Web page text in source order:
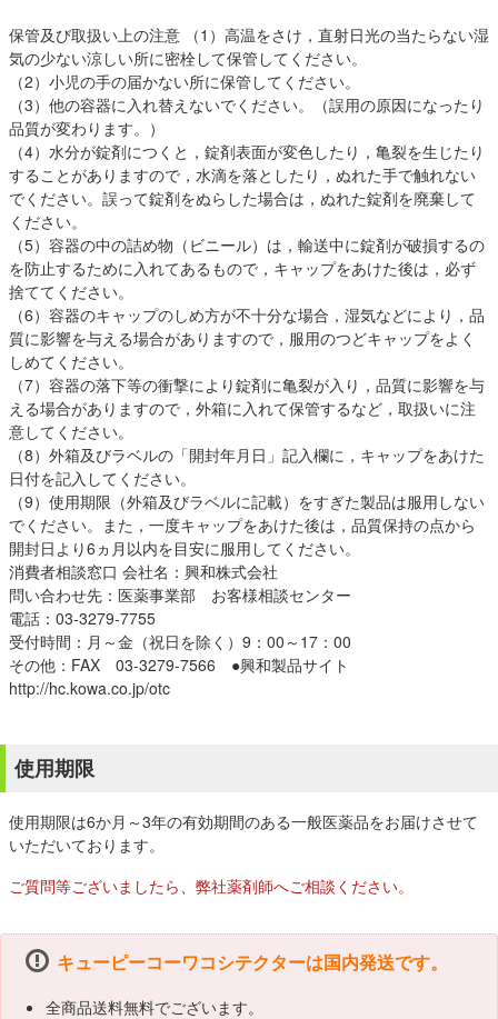
保管及び取扱い上の注意 （1）高温をさけ，直射日光の当たらない湿
気の少ない涼しい所に密栓して保管してください。
（2）小児の手の届かない所に保管してください。
（3）他の容器に入れ替えないでください。（誤用の原因になったり
品質が変わります。）
（4）水分が錠剤につくと，錠剤表面が変色したり，亀裂を生じたり
することがありますので，水滴を落としたり，ぬれた手で触れない
でください。誤って錠剤をぬらした場合は，ぬれた錠剤を廃棄して
ください。
（5）容器の中の詰め物（ビニール）は，輸送中に錠剤が破損するの
を防止するために入れてあるもので，キャップをあけた後は，必ず
捨ててください。
（6）容器のキャップのしめ方が不十分な場合，湿気などにより，品
質に影響を与える場合がありますので，服用のつどキャップをよく
しめてください。
（7）容器の落下等の衝撃により錠剤に亀裂が入り，品質に影響を与
える場合がありますので，外箱に入れて保管するなど，取扱いに注
意してください。
（8）外箱及びラベルの「開封年月日」記入欄に，キャップをあけた
日付を記入してください。
（9）使用期限（外箱及びラベルに記載）をすぎた製品は服用しない
でください。また，一度キャップをあけた後は，品質保持の点から
開封日より6ヵ月以内を目安に服用してください。
消費者相談窓口 会社名：興和株式会社
問い合わせ先：医薬事業部 お客様相談センター
電話：03-3279-7755
受付時間：月～金（祝日を除く）9：00～17：00
その他：FAX 03-3279-7566 ●興和製品サイト
http://hc.kowa.co.jp/otc
使用期限
使用期限は6か月～3年の有効期間のある一般医薬品をお届けさせて
いただいております。
ご質問等ございましたら、弊社薬剤師へご相談ください。
キューピーコーワコシテクターは国内発送です。
全商品送料無料でございます。